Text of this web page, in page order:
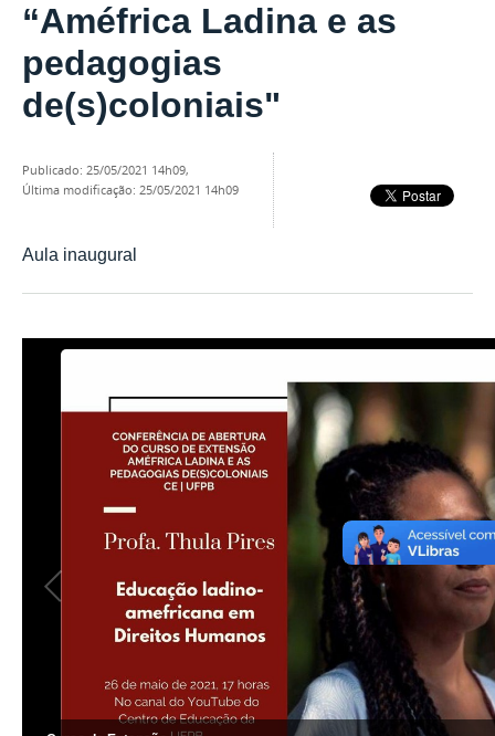
“Améfrica Ladina e as
pedagogias
de(s)coloniais"
publicado: 25/05/2021 14h09,
última modificação: 25/05/2021 14h09
Aula inaugural